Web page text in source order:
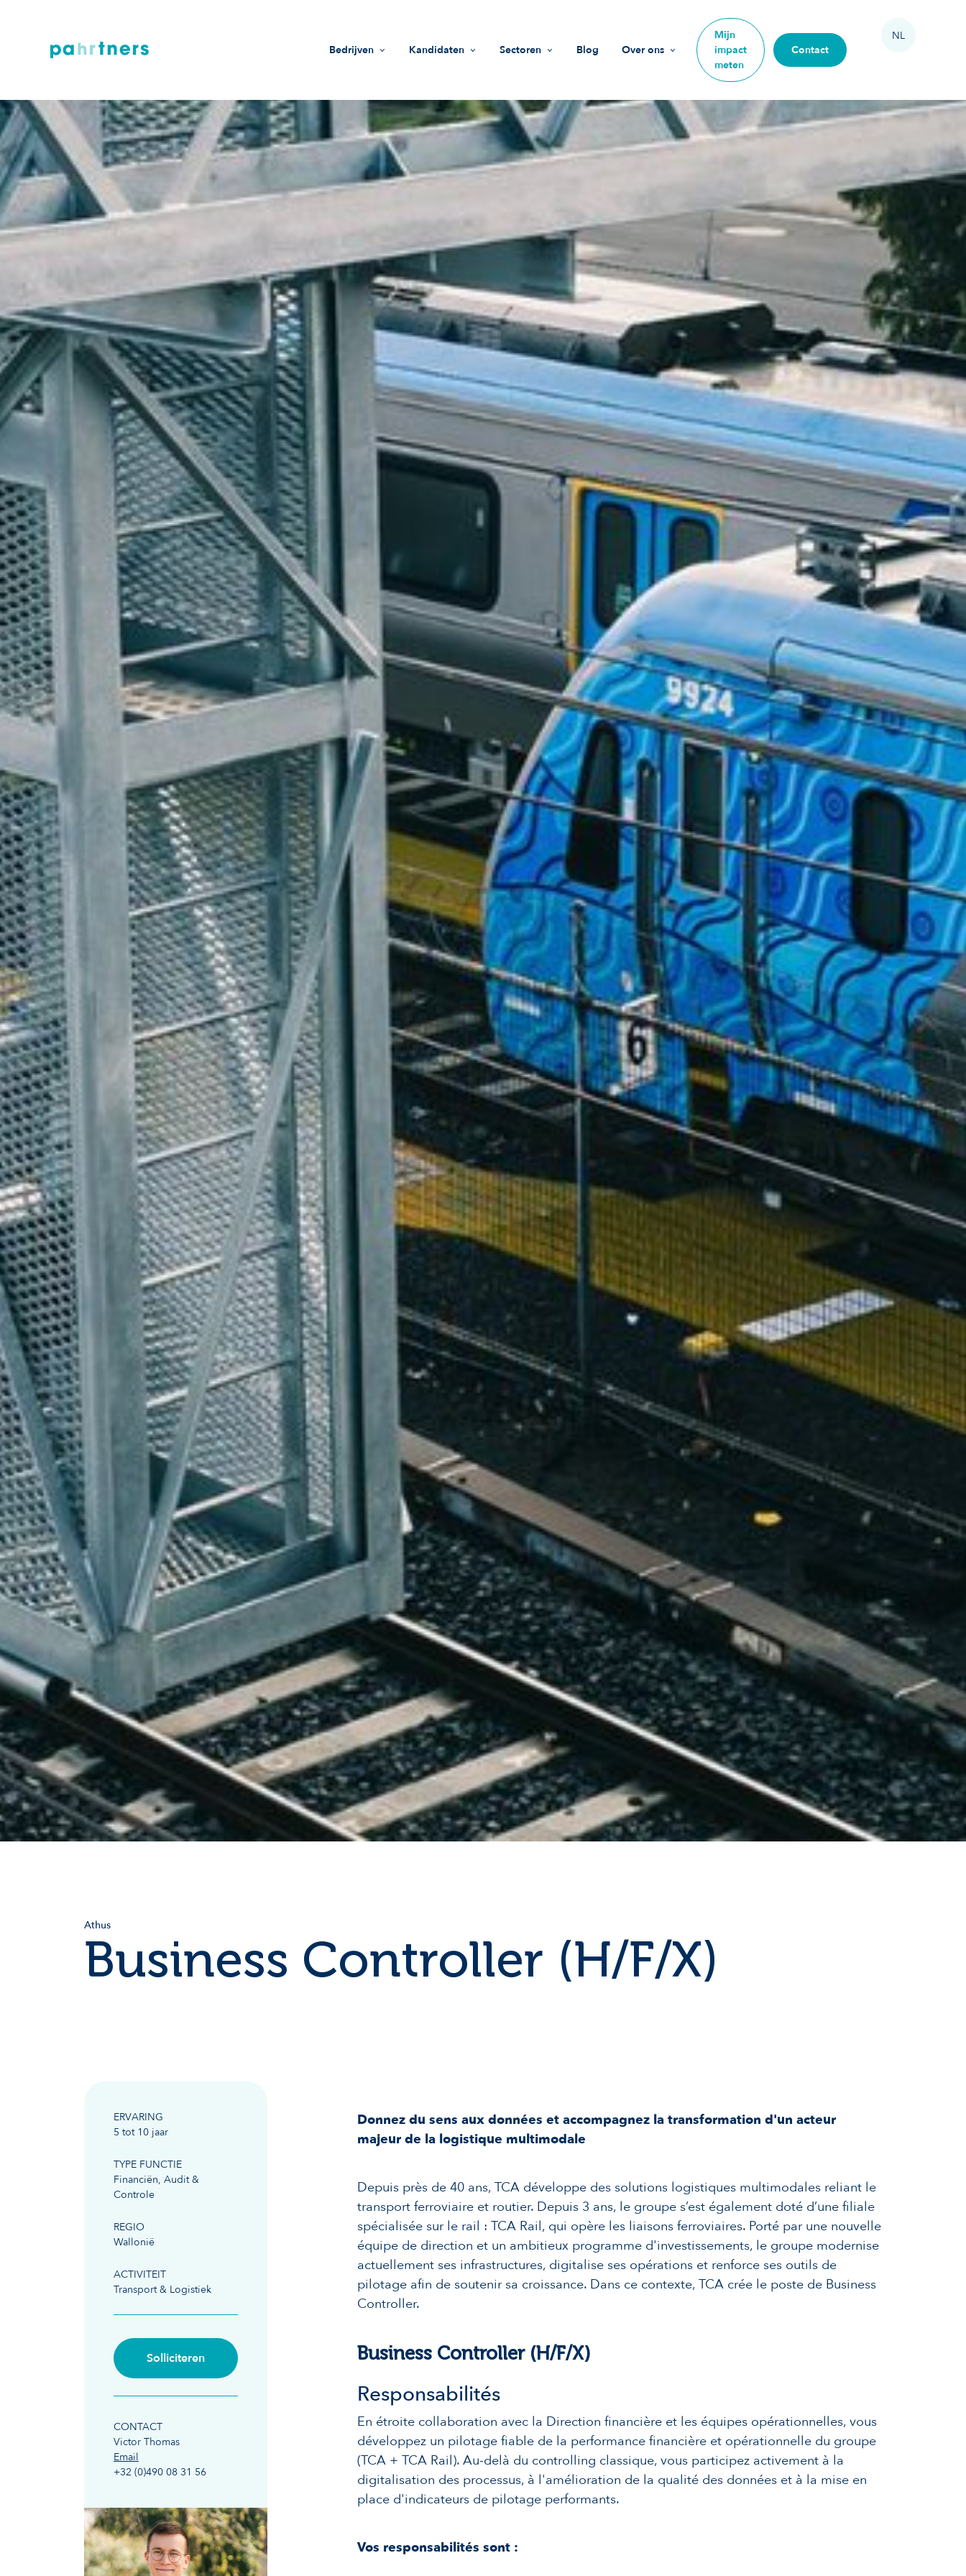
Bedrijven
HR-ondersteuning
Rekruteringsgids
Kandidaten
Zoek een bedrijf
Sectoren
Industrie
Innovatie & technologie
Sociale impact
Blog Over ons
Waarden
Team
Mijn
impact
meten
Contact
NL
Athus
Business Controller (H/F/X)
ERVARING
5 tot 10 jaar
TYPE FUNCTIE
Financiën, Audit &
Controle
REGIO
Wallonië
ACTIVITEIT
Transport & Logistiek
Solliciteren
CONTACT
Victor Thomas
Email
+32 (0)490 08 31 56
Donnez du sens aux données et accompagnez la transformation d'un acteur
majeur de la logistique multimodale
Depuis près de 40 ans, TCA développe des solutions logistiques multimodales reliant le
transport ferroviaire et routier. Depuis 3 ans, le groupe s’est également doté d’une filiale
spécialisée sur le rail : TCA Rail, qui opère les liaisons ferroviaires. Porté par une nouvelle
équipe de direction et un ambitieux programme d'investissements, le groupe modernise
actuellement ses infrastructures, digitalise ses opérations et renforce ses outils de
pilotage afin de soutenir sa croissance. Dans ce contexte, TCA crée le poste de Business
Controller.
Business Controller (H/F/X)
Responsabilités
En étroite collaboration avec la Direction financière et les équipes opérationnelles, vous
développez un pilotage fiable de la performance financière et opérationnelle du groupe
(TCA + TCA Rail). Au-delà du controlling classique, vous participez activement à la
digitalisation des processus, à l'amélioration de la qualité des données et à la mise en
place d'indicateurs de pilotage performants.
Vos responsabilités sont :